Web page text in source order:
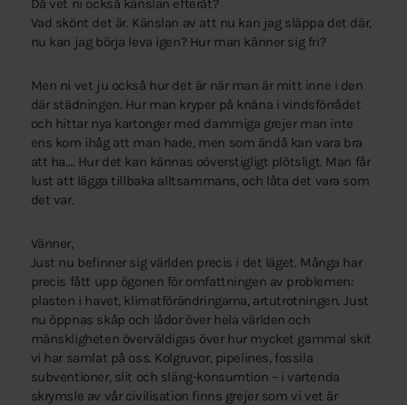
Då vet ni också känslan efteråt?
Vad skönt det är. Känslan av att nu kan jag släppa det där,
nu kan jag börja leva igen? Hur man känner sig fri?
Men ni vet ju också hur det är när man är mitt inne i den
där städningen. Hur man kryper på knäna i vindsförrådet
och hittar nya kartonger med dammiga grejer man inte
ens kom ihåg att man hade, men som ändå kan vara bra
att ha…. Hur det kan kännas oöverstigligt plötsligt. Man får
lust att lägga tillbaka alltsammans, och låta det vara som
det var.
Vänner,
Just nu befinner sig världen precis i det läget. Många har
precis fått upp ögonen för omfattningen av problemen:
plasten i havet, klimatförändringarna, artutrotningen. Just
nu öppnas skåp och lådor över hela världen och
mänskligheten överväldigas över hur mycket gammal skit
vi har samlat på oss. Kolgruvor, pipelines, fossila
subventioner, slit och släng-konsumtion – i vartenda
skrymsle av vår civilisation finns grejer som vi vet är